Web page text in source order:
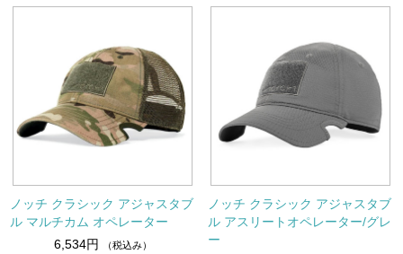
ノッチ クラシック アジャスタブ
ル マルチカム オペレーター
6,534円
（税込み）
ノッチ クラシック アジャスタブ
ル アスリートオペレーター/グレ
ー